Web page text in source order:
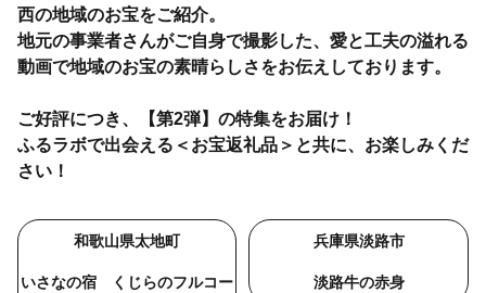
西の地域のお宝をご紹介。
地元の事業者さんがご自身で撮影した、愛と工夫の溢れる
動画で地域のお宝の素晴らしさをお伝えしております。
ご好評につき、【第2弾】の特集をお届け！
ふるラボで出会える＜お宝返礼品＞と共に、お楽しみくだ
さい！
和歌山県太地町
いさなの宿 くじらのフルコー
兵庫県淡路市
淡路牛の赤身